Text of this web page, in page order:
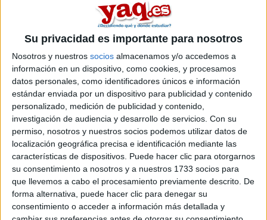
Su privacidad es importante para nosotros
Nosotros y nuestros socios almacenamos y/o accedemos a
información en un dispositivo, como cookies, y procesamos
datos personales, como identificadores únicos e información
estándar enviada por un dispositivo para publicidad y contenido
personalizado, medición de publicidad y contenido,
investigación de audiencia y desarrollo de servicios. Con su
permiso, nosotros y nuestros socios podemos utilizar datos de
localización geográfica precisa e identificación mediante las
características de dispositivos. Puede hacer clic para otorgarnos
su consentimiento a nosotros y a nuestros 1733 socios para
que llevemos a cabo el procesamiento previamente descrito. De
forma alternativa, puede hacer clic para denegar su
consentimiento o acceder a información más detallada y
Coste primer año:
909 €
Máster Universitario en
Nanociencia y
Nanotecnología Molecular
Impartido en:
Facultad de Ciencias Ambientales y Bioquímica (Campus
Toledo)
Peso:
3
Duración:
1.0 años
Créditos ECTS: